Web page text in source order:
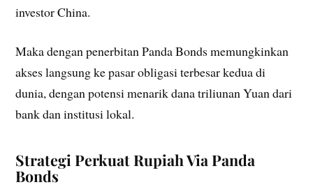
investor China.
Maka dengan penerbitan Panda Bonds memungkinkan
akses langsung ke pasar obligasi terbesar kedua di
dunia, dengan potensi menarik dana triliunan Yuan dari
bank dan institusi lokal.
Strategi Perkuat Rupiah Via Panda
Bonds